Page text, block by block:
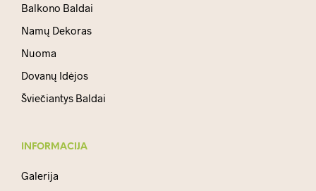
Balkono Baldai
Namų Dekoras
Nuoma
Dovanų Idėjos
Šviečiantys Baldai
INFORMACIJA
Galerija